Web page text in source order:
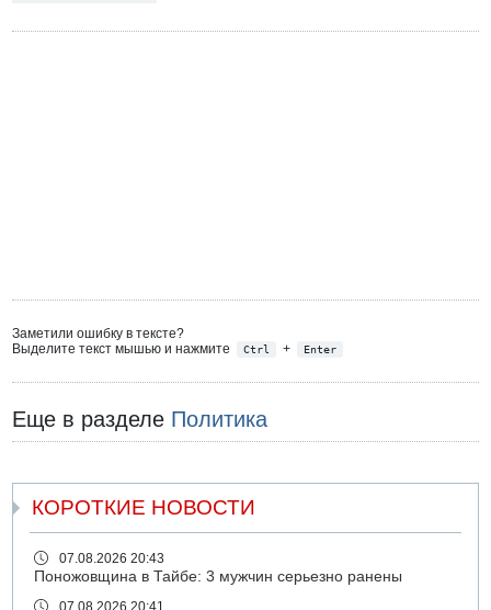
Заметили ошибку в тексте?
Выделите текст мышью и нажмите
Ctrl + Enter
Еще в разделе Политика
КОРОТКИЕ НОВОСТИ
07.08.2026 20:43
Поножовщина в Тайбе: 3 мужчин серьезно ранены